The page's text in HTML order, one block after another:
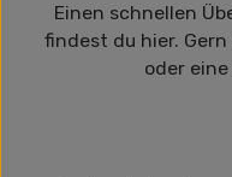
Einen schnellen
findest du hier.
oder